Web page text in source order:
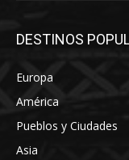
DESTINOS
Europa
América
Pueblos y Ciudades
Asia